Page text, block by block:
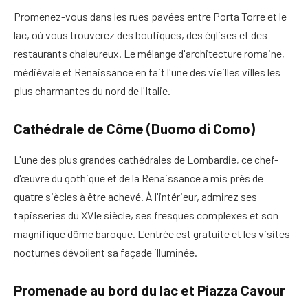
Promenez-vous dans les rues pavées entre Porta Torre et le
lac, où vous trouverez des boutiques, des églises et des
restaurants chaleureux. Le mélange d'architecture romaine,
médiévale et Renaissance en fait l'une des vieilles villes les
plus charmantes du nord de l'Italie.
Cathédrale de Côme (Duomo di Como)
L'une des plus grandes cathédrales de Lombardie, ce chef-
d'œuvre du gothique et de la Renaissance a mis près de
quatre siècles à être achevé. À l'intérieur, admirez ses
tapisseries du XVIe siècle, ses fresques complexes et son
magnifique dôme baroque. L'entrée est gratuite et les visites
nocturnes dévoilent sa façade illuminée.
Promenade au bord du lac et Piazza Cavour